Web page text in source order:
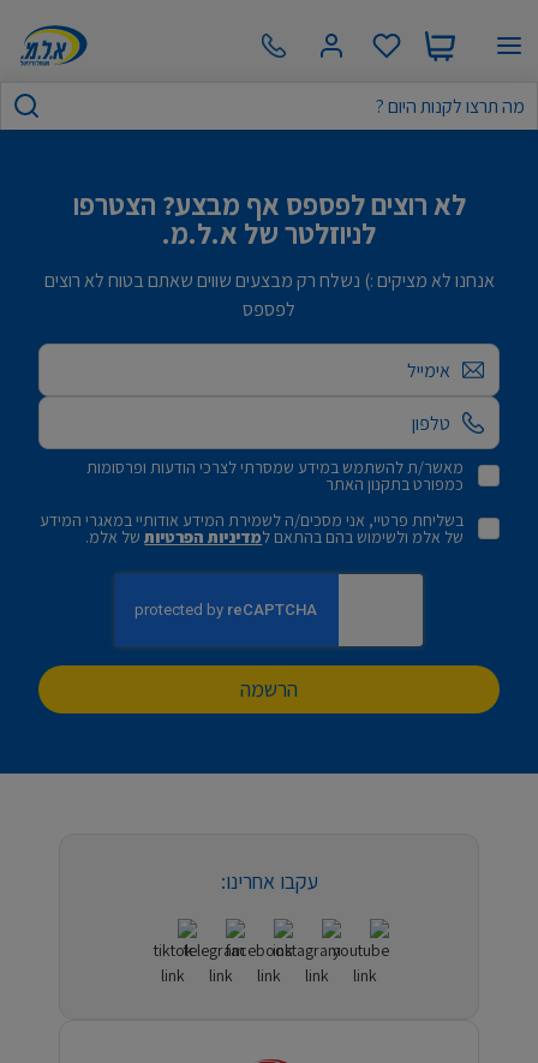
לא רוצים לפספס אף מבצע? הצטרפו
לניוזלטר של א.ל.מ.
אנחנו לא מציקים :) נשלח רק מבצעים שווים שאתם בטוח לא רוצים
לפספס
אימייל
מאשר/ת להשתמש במידע שמסרתי לצרכי הודעות ופרסומות
כמפורט בתקנון האתר
בשליחת פרטיי, אני מסכים/ה לשמירת המידע אודותיי במאגרי המידע
של אלמ ולשימוש בהם בהתאם למדיניות הפרטיותשל אלמ.
הרשמה
עקבו אחרינו: